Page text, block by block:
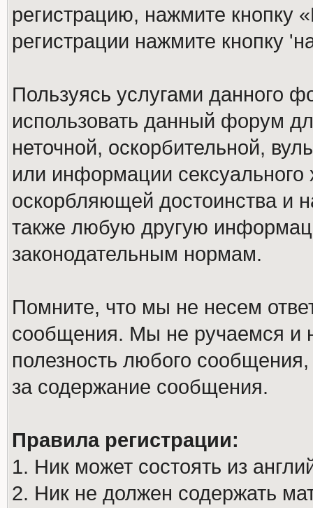
регистрацию, нажмите кнопку
регистрации нажмите кнопку
Пользуясь услугами данного
использовать данный форум
неточной, оскорбительной,
или информации
оскорбляющей достоинства и
также любую другую
законодательным нормам.
Помните, что мы не несем
сообщения. Мы не ручаемся и
полезность любого
за содержание сообщения.
Правила регистрации:
1. Ник может состоять из
2. Ник не должен содержать